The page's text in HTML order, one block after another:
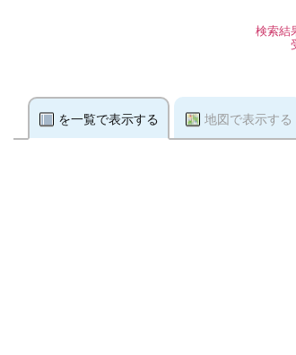
検索結
を一覧で表示する 地図で表示する